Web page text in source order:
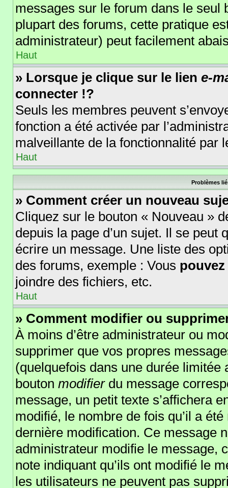
messages sur le forum dans le seul
plupart des forums, cette pratique
administrateur) peut facilement
Haut
» Lorsque je clique sur le lien e-
connecter !?
Seuls les membres peuvent
fonction a été activée par
malveillante de la fonctionnalité par
Haut
Problèmes
» Comment créer un nouveau
Cliquez sur le bouton « Nouveau »
depuis la page d’un sujet. Il se peut
écrire un message. Une liste des
des forums, exemple : Vous pouvez
joindre des fichiers, etc.
Haut
» Comment modifier ou
À moins d’être administrateur ou
supprimer que vos propres
(quelquefois dans une durée
bouton modifierdu message
message, un petit texte s’affichera
modifié, le nombre de fois qu’il a
dernière modification. Ce message
administrateur modifie le message,
note indiquant qu’ils ont modifié le
les utilisateurs ne peuvent pas